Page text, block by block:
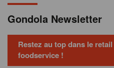
Gondola Newsletter
Restez au top dans le
foodservice !